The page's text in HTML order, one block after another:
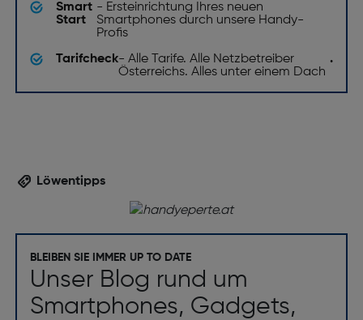
Smart
Start
- Ersteinrichtung Ihres neuen
Smartphones durch unsere Handy-
Profis
Tarifcheck- Alle Tarife. Alle Netzbetreiber
Österreichs. Alles unter einem Dach
.
Löwentipps
BLEIBEN SIE IMMER UP TO DATE
Unser Blog rund um
Smartphones, Gadgets,